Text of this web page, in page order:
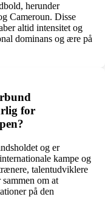
herunder
Cameroun. Disse
altid intensitet og
dominans og ære på
for
og er
kampe og
talentudviklere
om at
på den